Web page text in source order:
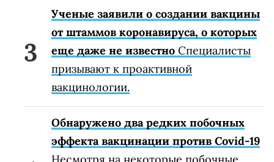
Ученые заявили о создании вакцины
от штаммов коронавируса, о которых
еще даже не известно Специалисты
призывают к проактивной
вакцинологии.
Обнаружено два редких побочных
эффекта вакцинации против Covid-19